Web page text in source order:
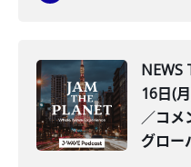
NEWS
16日(
／コメ
グロー